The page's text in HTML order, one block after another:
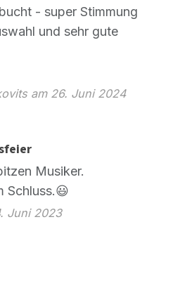
- super Stimmung
und sehr gute
am 26. Juni 2024
Musiker.
Schluss.😃
Juni 2023